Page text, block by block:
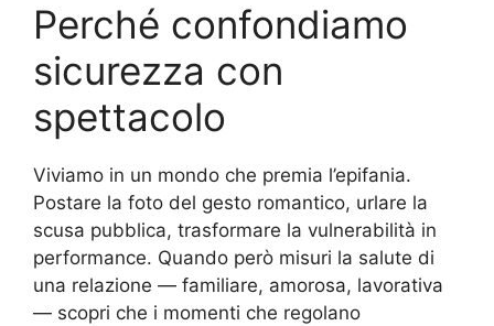
Perché confondiamo
sicurezza con
spettacolo
Viviamo in un mondo che premia l’epifania.
Postare la foto del gesto romantico, urlare la
scusa pubblica, trasformare la vulnerabilità in
performance. Quando però misuri la salute di
una relazione — familiare, amorosa, lavorativa
— scopri che i momenti che regolano